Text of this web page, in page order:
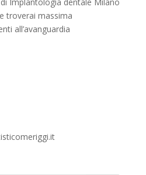
troverai massima
all’avanguardia